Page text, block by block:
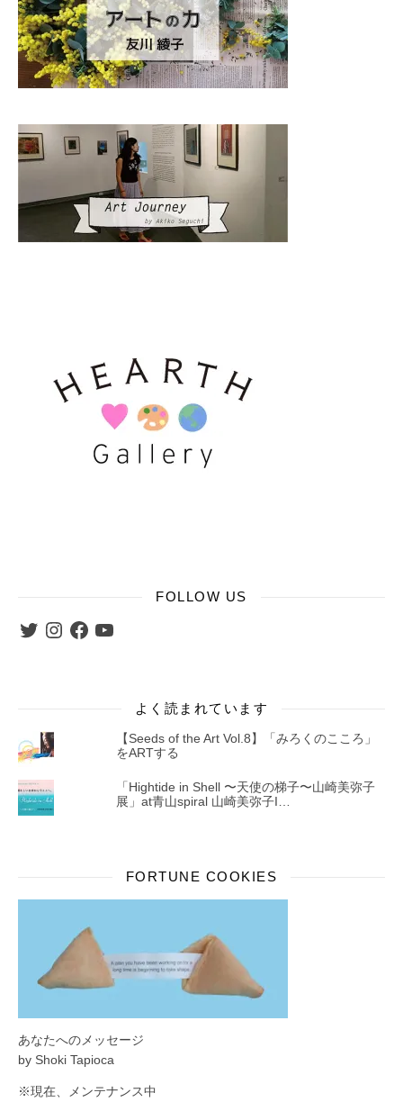
FOLLOW US
TwitterInstagram
FacebookYouTube
よく読まれています
【Seeds of the Art Vol.8】「みろくのこころ」
をARTする
「Hightide in Shell 〜天使の梯子〜山崎美弥子
展」at青山spiral 山崎美弥子I…
FORTUNE COOKIES
あなたへのメッセージ
by Shoki Tapioca
※現在、メンテナンス中